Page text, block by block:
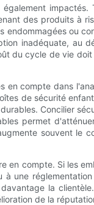
des produits à
endommagées ou
inadéquate,
du cycle de vie
en compte dans
de sécurité
Concilier
permet
souvent
en compte. Si les
à une
la
de la